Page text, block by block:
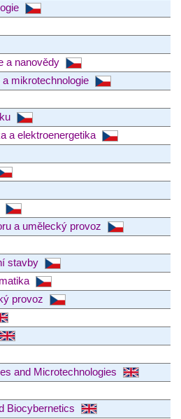
a nanovědy
mikrotechnologie
a elektroenergetika
a umělecký provoz
stavby
provoz
and Microtechnologies
Biocybernetics